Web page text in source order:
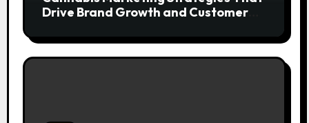
Drive Brand Growth and Customer